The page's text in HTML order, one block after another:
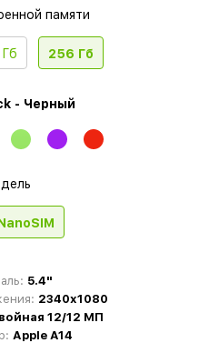
памяти
256 Гб
- Черный
5.4"
2340x1080
12/12 МП
Apple A14